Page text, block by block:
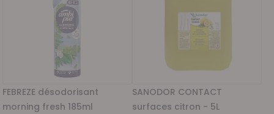
FEBREZE désodorisant
morning fresh 185ml
SANODOR CONTACT
surfaces citron - 5L